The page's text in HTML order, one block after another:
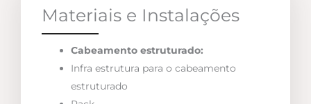
Materiais e Instalações
Cabeamento estruturado:
Infra estrutura para o cabeamento
estruturado